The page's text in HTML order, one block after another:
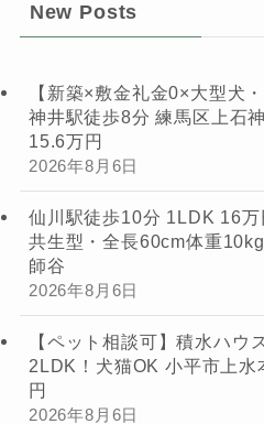
New Posts
【新築×敷金礼金0×大型犬
神井駅徒歩8分 練馬区上石
15.6万円
2026年8月6日
仙川駅徒歩10分 1LDK 16
共生型・全長60cm体重
師谷
2026年8月6日
【ペット相談可】積水ハウ
2LDK！犬猫OK 小平市上
円
2026年8月6日